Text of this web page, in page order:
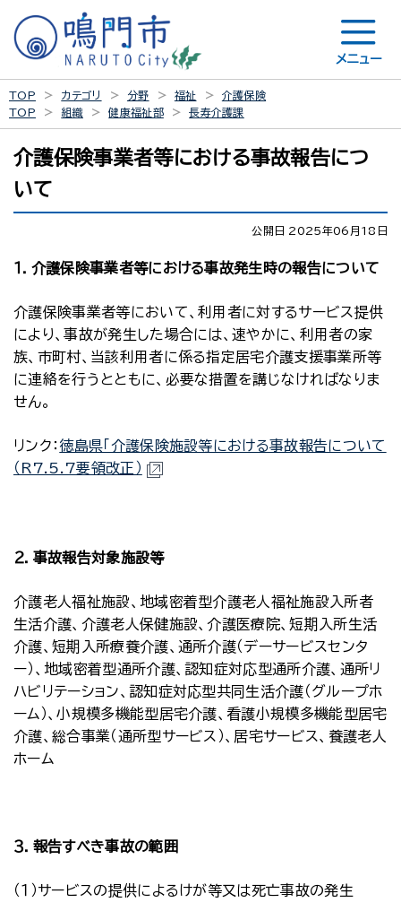
メニュー
TOP カテゴリ 分野 福祉
介護保険
TOP
組織 健康福祉部 長寿介護課
介護保険事業者等における事故報告につ
いて
公開日 2025年06月18日
１．介護保険事業者等における事故発生時の報告について
介護保険事業者等において、利用者に対するサービス提供
により、事故が発生した場合には、速やかに、利用者の家
族、市町村、当該利用者に係る指定居宅介護支援事業所等
に連絡を行うとともに、必要な措置を講じなければなりま
せん。
リンク： 徳島県「介護保険施設等における事故報告について
（R7.5.7要領改正）
２．事故報告対象施設等
介護老人福祉施設、地域密着型介護老人福祉施設入所者
生活介護、介護老人保健施設、介護医療院、短期入所生活
介護、短期入所療養介護、通所介護（デーサービスセンタ
ー）、地域密着型通所介護、認知症対応型通所介護、通所リ
ハビリテーション、認知症対応型共同生活介護（グループホ
ーム）、小規模多機能型居宅介護、看護小規模多機能型居宅
介護、総合事業（通所型サービス）、居宅サービス、養護老人
ホーム
３．報告すべき事故の範囲
（１）サービスの提供によるけが等又は死亡事故の発生